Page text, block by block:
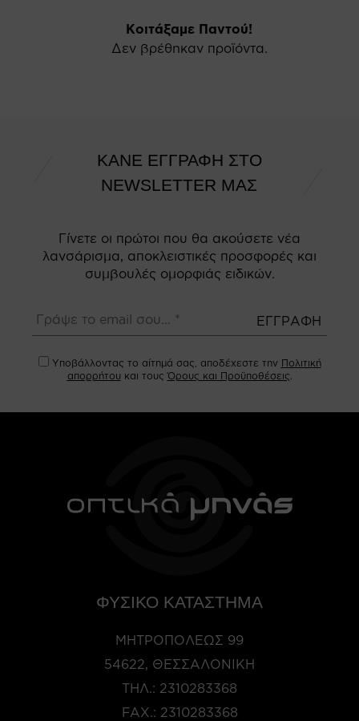
Κοιτάξαμε Παντού!
Δεν βρέθηκαν προϊόντα.
ΚΑΝΕ ΕΓΓΡΑΦΗ ΣΤΟ
NEWSLETTER ΜΑΣ
Γίνετε οι πρώτοι που θα ακούσετε νέα
λανσάρισμα, αποκλειστικές προσφορές και
συμβουλές ομορφιάς ειδικών.
Υποβάλλοντας το αίτημά σας, αποδέχεστε την Πολιτική
απορρήτου και τουςΌρους και Προϋποθέσεις
ΦΥΣΙΚΟ ΚΑΤΑΣΤΗΜΑ
ΜΗΤΡΟΠΌΛΕΩΣ 99
54622, ΘΕΣΣΑΛΟΝΊΚΗ
ΤΗΛ.: 2310283368
FAX.: 2310283368